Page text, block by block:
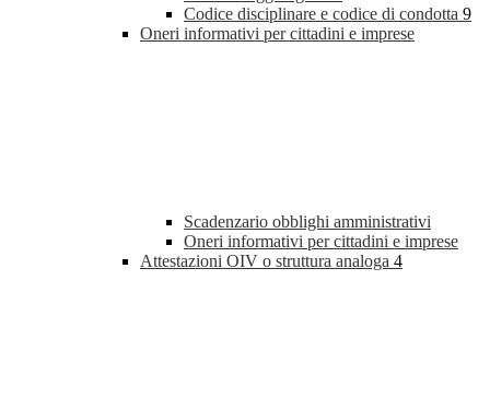
Codice disciplinare e codice di condotta 9
Oneri informativi per cittadini e imprese
Scadenzario obblighi amministrativi
Oneri informativi per cittadini e imprese
Attestazioni OIV o struttura analoga 4